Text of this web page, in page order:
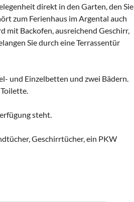
direkt in den Garten, den Sie
zum Ferienhaus im Argental auch
mit Backofen, ausreichend Geschirr,
Sie durch eine Terrassentür
und Einzelbetten und zwei Bädern.
steht.
Geschirrtücher, ein PKW